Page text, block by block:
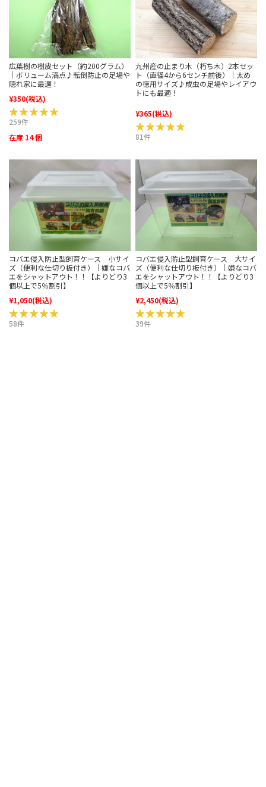
広葉樹の樹皮セット（約200グラム）
｜ボリューム満点♪転倒防止の足場や
隠れ家に最適！
¥350(税込)
★★★★★
★★★★★
259件
在庫 14 個
九州産の止まり木（朽ち木）2本セッ
ト（直径4から6センチ前後）｜太め
の徳用サイズ♪成虫の足場やレイアウ
トにも最適！
¥365(税込)
★★★★★
★★★★★
81件
コバエ侵入防止型飼育ケース 小サイ
ズ（便利な仕切り板付き）｜嫌なコバ
エをシャットアウト！！【よりどり3
個以上で5％割引】
¥1,050(税込)
★★★★★
★★★★★
58件
コバエ侵入防止型飼育ケース 大サイ
ズ（便利な仕切り板付き）｜嫌なコバ
エをシャットアウト！！【よりどり3
個以上で5％割引】
¥2,450(税込)
★★★★★
★★★★★
39件